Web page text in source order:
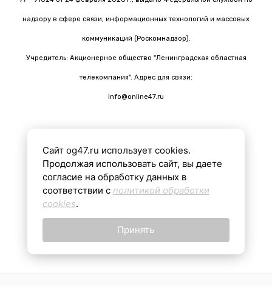
надзору в сфере связи, информационных технологий и массовых
коммуникаций (Роскомнадзор).
Учредитель: Акционерное общество "Ленинградская областная
телекомпания". Адрес для связи:
info@online47.ru
Все материалы на сайте подготовлены с помощью ИИ
16+
Сайт og47.ru использует cookies.
Продолжая использовать сайт, вы даете
согласие на обработку данных в
соответствии с политикой обработки
cookies.
Принять